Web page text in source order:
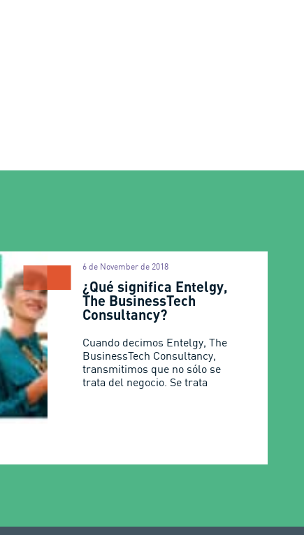
¿Qué significa Entelgy,
The BusinessTech
Consultancy?
6 de November de 2018
Cuando decimos Entelgy, The
BusinessTech Consultancy,
transmitimos que no sólo se
trata del negocio. Se trata